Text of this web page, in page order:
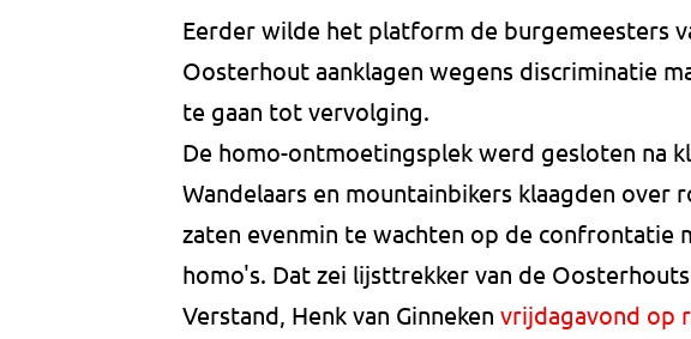
Eerder wilde het platform de burgemeesters
Oosterhout aanklagen wegens discriminatie
te gaan tot vervolging.
De homo-ontmoetingsplek werd gesloten na
Wandelaars en mountainbikers klaagden over
zaten evenmin te wachten op de confrontatie
homo's. Dat zei lijsttrekker van de
Verstand, Henk van Ginneken vrijdagavond op